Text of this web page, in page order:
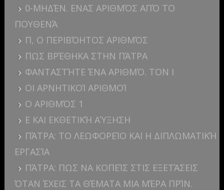
0-ΜΗΔΈΝ. ΕΝΑΣ ΑΡΙΘΜΌΣ ΑΠΌ ΤΟ
ΠΟΥΘΕΝΆ
Π, Ο ΠΕΡΙΒΌΗΤΟΣ ΑΡΙΘΜΌΣ
ΠΩΣ ΒΡΈΘΗΚΑ ΣΤΗΝ ΠΆΤΡΑ
ΦΑΝΤΑΣΤΉΤΕ ΈΝΑ ΑΡΙΘΜΌ. ΤΟΝ I
ΟΙ ΑΡΝΗΤΙΚΟΊ ΑΡΙΘΜΟΊ
Ο ΑΡΙΘΜΌΣ 1
E ΚΑΙ ΕΚΘΕΤΙΚΉ ΑΎΞΗΣΗ
ΠΆΤΡΑ: ΤΟ ΛΕΩΦΟΡΕΊΟ ΚΑΙ Η ΔΙΠΛΩΜΑΤΙΚΉ
ΕΡΓΑΣΊΑ
ΠΆΤΡΑ: ΠΩΣ ΝΑ ΚΟΠΕΊΣ ΣΤΙΣ ΕΞΕΤΆΣΕΙΣ
ΌΤΑΝ ΈΧΕΙΣ ΤΑ ΘΈΜΑΤΑ ΜΙΑ ΜΈΡΑ ΠΡΊΝ.